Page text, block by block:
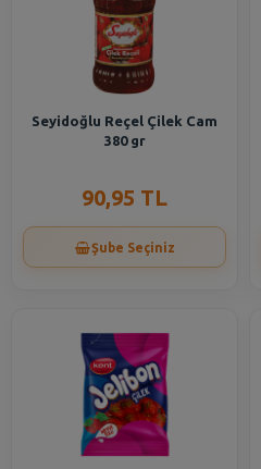
Seyidoğlu Reçel Çilek Cam
380 gr
90,95 TL
Şube Seçiniz